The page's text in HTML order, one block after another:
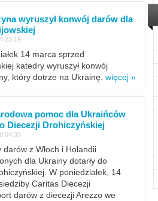
wyruszył konwój darów dla
14 marca sprzed
katedry wyruszył konwój
który dotrze na Ukrainę. więcej »
pomoc dla Ukraińców
Diecezji Drohiczyńskiej
darów z Włoch i Holandii
dla Ukrainy dotarły do
W poniedziałek, 14
Caritas Diecezji
darów z diecezji Arezzo we